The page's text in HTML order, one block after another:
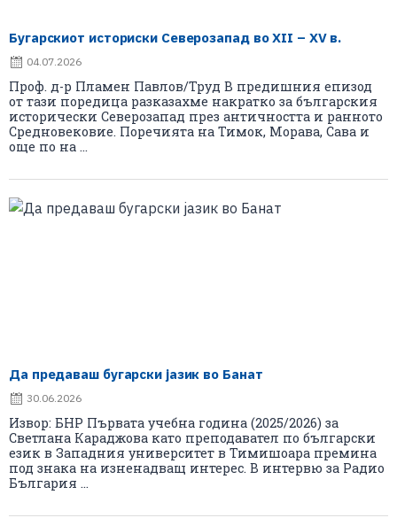
Бугарскиот историски Северозапад во XII – XV в.
04.07.2026
Проф. д-р Пламен Павлов/Труд В предишния епизод
от тази поредица разказахме накратко за българския
исторически Северозапад през античността и ранното
Средновековие. Поречията на Тимок, Морава, Сава и
още по на ...
Да предаваш бугарски јазик во Банат
30.06.2026
Извор: БНР Първата учебна година (2025/2026) за
Светлана Караджова като преподавател по български
език в Западния университет в Тимишоара премина
под знака на изненадващ интерес. В интервю за Радио
България ...